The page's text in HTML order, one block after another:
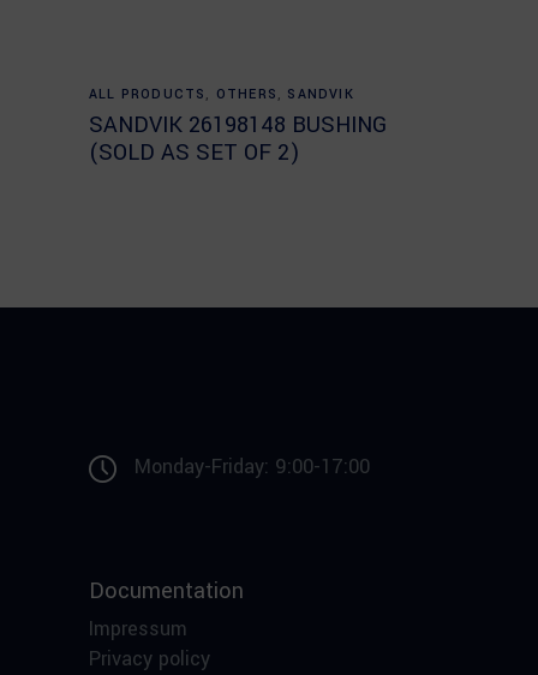
Read more
ALL PRODUCTS , OTHERS , SANDVIK
SANDVIK 26198148 BUSHING
(SOLD AS SET OF 2)
Monday-Friday: 9:00-17:00
Documentation
Impressum
Privacy policy